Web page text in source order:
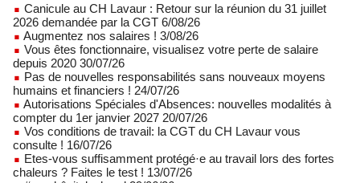
Canicule au CH Lavaur : Retour sur la réunion du 31 juillet
2026 demandée par la CGT 6/08/26
Augmentez nos salaires ! 3/08/26
Vous êtes fonctionnaire, visualisez votre perte de salaire
depuis 2020 30/07/26
Pas de nouvelles responsabilités sans nouveaux moyens
humains et financiers ! 24/07/26
Autorisations Spéciales d'Absences: nouvelles modalités à
compter du 1er janvier 2027 20/07/26
Vos conditions de travail: la CGT du CH Lavaur vous
consulte ! 16/07/26
Etes-vous suffisamment protégé·e au travail lors des fortes
chaleurs ? Faites le test ! 13/07/26